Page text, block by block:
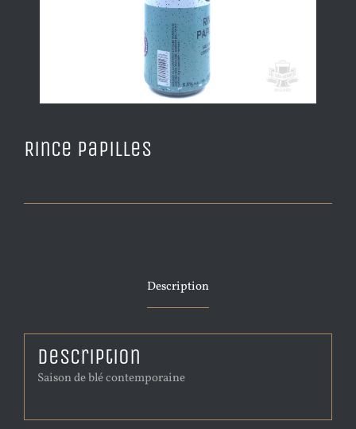
Rince Papilles
Description
Description
Saison de blé contemporaine